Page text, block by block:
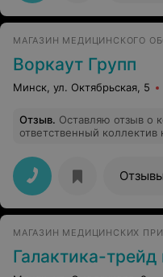
талоном. Кстати, удобно
для карточек есть.
МАГАЗИН МЕДИЦИНСКОГО
Воркаут Групп
Минск, ул. Октябрьская, 5
Отзыв. Оставляю отзыв о
ответственный
физиотерапии. Покупали у них аппарат УЗТ-1.01Ф -
доставка была
необходимые документы
Доставка
распаковал, подключил и
Отзывы
МАГАЗИН МЕДИЦИНСКИХ
Галактика-